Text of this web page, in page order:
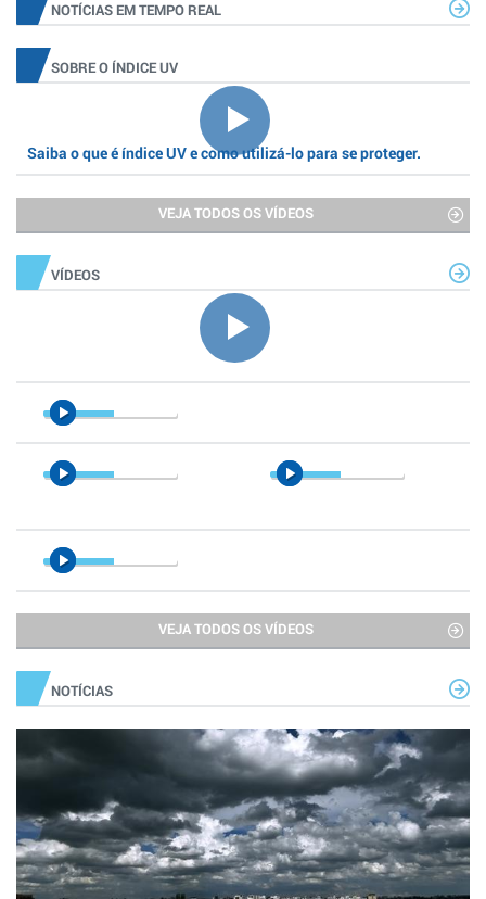
NOTÍCIAS EM TEMPO REAL
SOBRE O ÍNDICE UV
Saiba o que é índice UV e como utilizá-lo para se proteger.
VEJA TODOS OS VÍDEOS
VÍDEOS
VEJA TODOS OS VÍDEOS
NOTÍCIAS